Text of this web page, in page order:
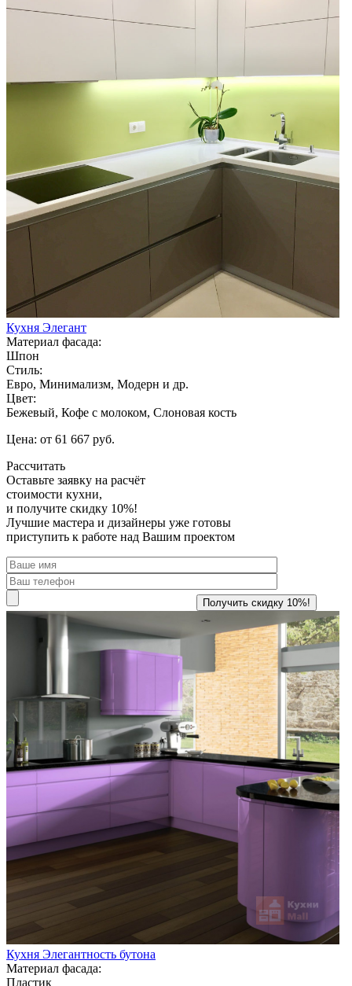
Кухня Элегант
Материал фасада:
Шпон
Стиль:
Евро, Минимализм, Модерн и др.
Цвет:
Бежевый, Кофе с молоком, Слоновая кость
Цена: от 61 667 руб.
Рассчитать
Оставьте заявку на расчёт
стоимости кухни,
и получите скидку 10%!
Лучшие мастера и дизайнеры уже готовы
приступить к работе над Вашим проектом
Кухня Элегантность бутона
Материал фасада:
Пластик